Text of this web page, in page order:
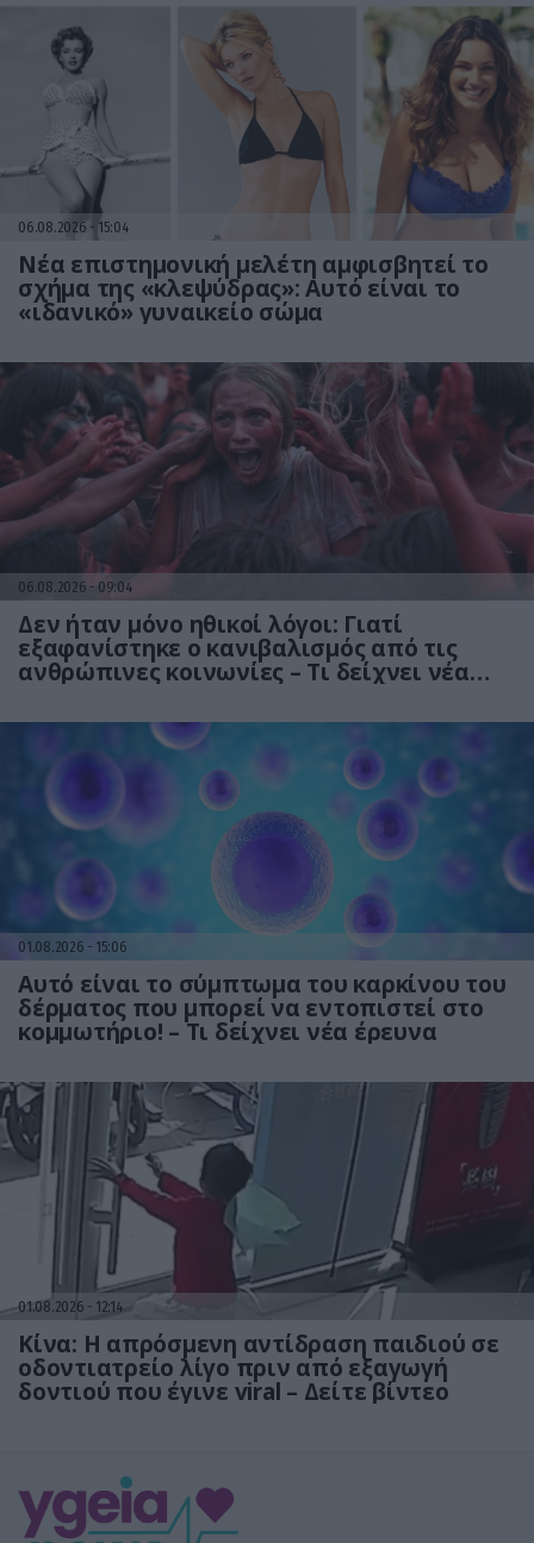
06.08.2026 15:04
Νέα επιστημονική μελέτη αμφισβητεί το
σχήμα της «κλεψύδρας»: Αυτό είναι το
«ιδανικό» γυναικείο σώμα
06.08.2026 09:04
Δεν ήταν μόνο ηθικοί λόγοι: Γιατί
εξαφανίστηκε ο κανιβαλισμός από τις
ανθρώπινες κοινωνίες – Τι δείχνει νέα
01.08.2026 15:06
Αυτό είναι το σύμπτωμα του καρκίνου του
δέρματος που μπορεί να εντοπιστεί στο
κομμωτήριο! – Τι δείχνει νέα έρευνα
01.08.2026 12:14
Κίνα: Η απρόσμενη αντίδραση παιδιού σε
οδοντιατρείο λίγο πριν από εξαγωγή
δοντιού που έγινε viral – Δείτε βίντεο